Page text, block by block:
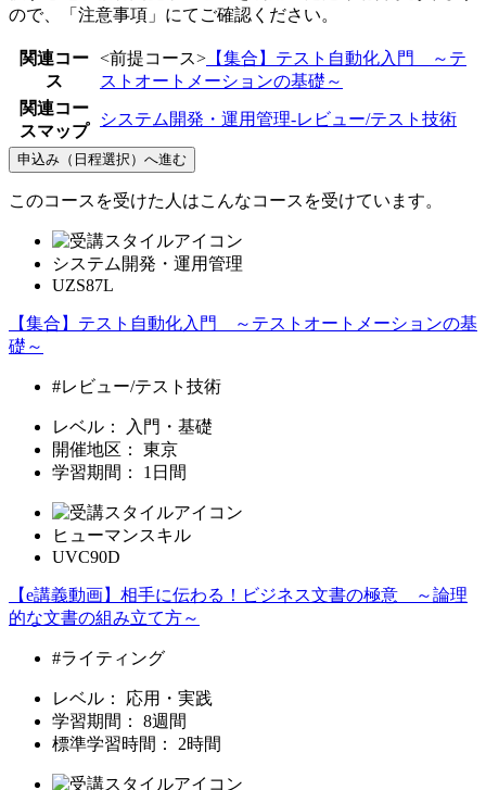
ので、「注意事項」にてご確認ください。
関連コー
ス
<前提コース> 【集合】テスト自動化入門 ～テ
ストオートメーションの基礎～
関連コー
スマップ
システム開発・運用管理-レビュー/テスト技術
申込み（日程選択）へ進む
このコースを受けた人はこんなコースを受けています。
システム開発・運用管理
UZS87L
【集合】テスト自動化入門 ～テストオートメーションの基
礎～
#レビュー/テスト技術
レベル：
入門・基礎
開催地区：
東京
学習期間：
1日間
ヒューマンスキル
UVC90D
【e講義動画】相手に伝わる！ビジネス文書の極意 ～論理
的な文書の組み立て方～
#ライティング
レベル：
応用・実践
学習期間：
8週間
標準学習時間：
2時間